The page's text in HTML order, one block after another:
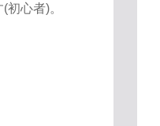
心者)。